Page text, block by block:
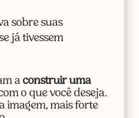
sobre suas
já tivessem
a construir uma
o que você deseja.
imagem, mais forte